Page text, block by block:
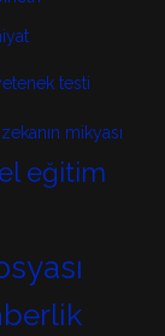
testi
zekanın mikyası
eğitim